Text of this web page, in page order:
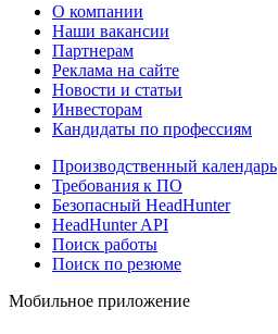
О компании
Наши вакансии
Партнерам
Реклама на сайте
Новости и статьи
Инвесторам
Кандидаты по профессиям
Производственный календарь
Требования к ПО
Безопасный HeadHunter
HeadHunter API
Поиск работы
Поиск по резюме
Мобильное приложение